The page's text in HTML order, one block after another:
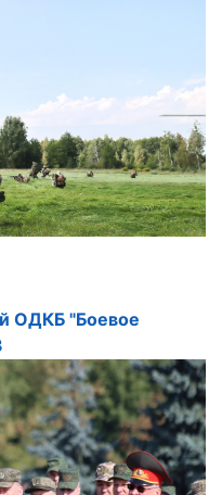
ОДКБ "Боевое